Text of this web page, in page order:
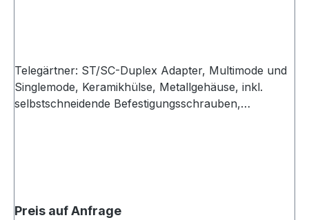
Telegärtner: ST/SC-Duplex Adapter, Multimode und
Singlemode, Keramikhülse, Metallgehäuse, inkl.
selbstschneidende Befestigungsschrauben,
Preis auf Anfrage